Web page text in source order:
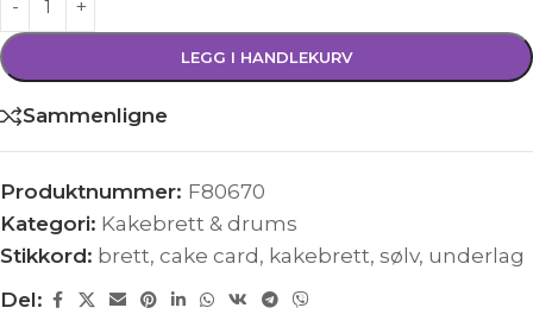
LEGG I HANDLEKURV
Sammenligne
Produktnummer: F80670
Kategori: Kakebrett & drums
Stikkord: brett, cake card, kakebrett, sølv, underlag
Del: